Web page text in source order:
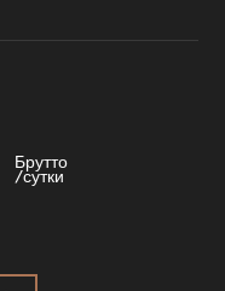
Брутто
/сутки